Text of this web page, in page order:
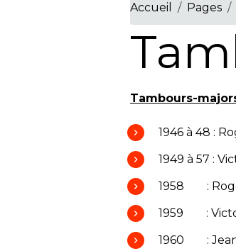
Accueil Pages
Tambours-
1946 à 48 :
1949 à 57 :
1958 :
1959 :
1960 :